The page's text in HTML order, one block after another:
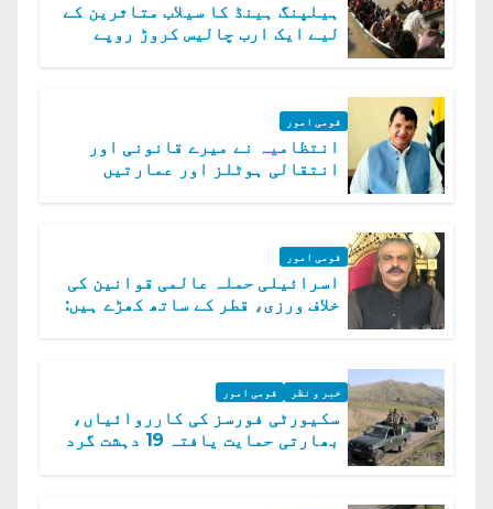
ہیلپنگ ہینڈ کا سیلاب متاثرین کے
لیے ایک ارب چالیس کروڑ روپے
قومی امور
انتظامیہ نے میرے قانونی اور
انتقالی ہوٹلز اور عمارتیں
قومی امور
اسرائیلی حملہ عالمی قوانین کی
خلاف ورزی، قطر کے ساتھ کھڑے ہیں:
خبر و نظر قومی امور
سکیورٹی فورسز کی کارروائیاں،
بھارتی حمایت یافتہ 19 دہشت گرد